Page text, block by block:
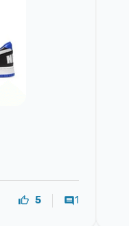
5 1